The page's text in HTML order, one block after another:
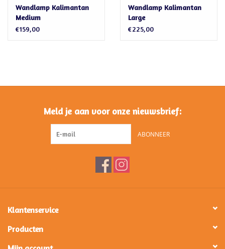
Wandlamp Kalimantan
Medium
€159,00
Wandlamp Kalimantan
Large
€225,00
Meld je aan voor onze nieuwsbrief:
ABONNEER
Klantenservice
Producten